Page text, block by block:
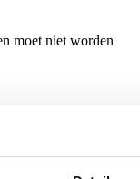
moet niet worden